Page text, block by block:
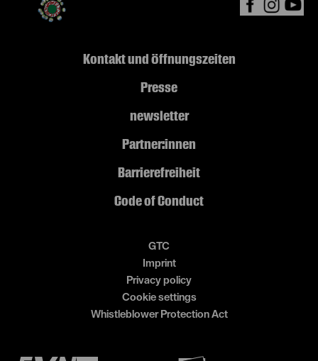
Kontakt und Öffnungszeiten
Presse
newsletter
Partner:innen
Barrierefreiheit
Code of Conduct
GTC
Imprint
Privacy policy
Cookie settings
Whistleblower Protection Act